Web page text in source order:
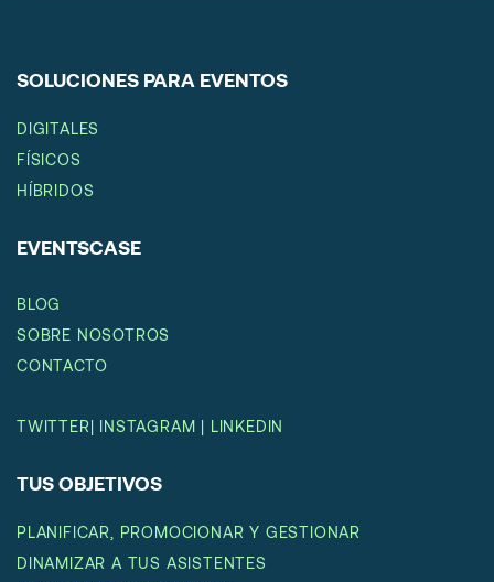
SOLUCIONES PARA EVENTOS
DIGITALES
FÍSICOS
HÍBRIDOS
EVENTSCASE
BLOG
SOBRE NOSOTROS
CONTACTO
TWITTER| INSTAGRAM | LINKEDIN
TUS OBJETIVOS
PLANIFICAR, PROMOCIONAR Y GESTIONAR
DINAMIZAR A TUS ASISTENTES